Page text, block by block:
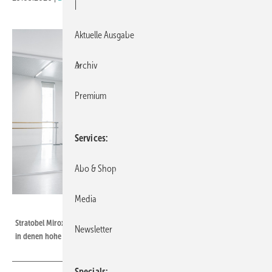
Stratobel Mirox ist ein Verbundsicherheitsglas-Spiegel für Anwendungen,
in denen hohe Sicherheit gefordert ist.
Aktuelle Ausgabe
Archiv
Premium
Services
Abo & Shop
Media
Newsletter